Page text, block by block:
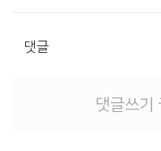
댓글
댓글쓰기